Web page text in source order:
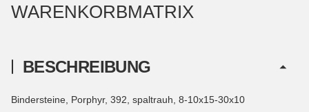
WARENKORBMATRIX
BESCHREIBUNG
Bindersteine, Porphyr, 392, spaltrauh, 8-10x15-30x10